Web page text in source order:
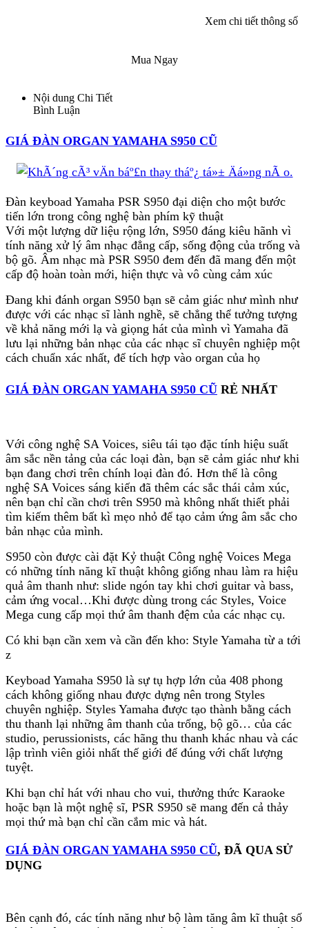
phong cách không giống nhau được dựng nên trong
trống, bộ gõ… của các studio, perussionists, các
hãng thu thanh khác nhau và các lập trình viên giỏi
Karaoke hoặc bạn là một nghệ sĩ, PSR S950 sẽ
và hát.
GIÁ ĐÀN ORGAN YAMAHA S950 CŨ, ĐÃ
QUA SỬ DỤNG
Bên cạnh đó, các tính năng như bộ làm tăng âm kĩ
thuật số với tín hiệu cao cấp đã cung cấp hiệu quả
cao trong đó còn có khả nănggiảm đáng kể mức
tiêu thụ năng lượng, tiết kiệm dung lượng cho bạn.
PSR S950 có khả năng ghi và phát lại các tập tin
bạn có thể sử dụng để tạo ra những bản "karaoke"
động và máy tính bảng, iPod, iPhone và IPad.
Tình trạng: Đã qua sử dụng
Bảo hành: Từ 1 - 6 tháng Nguồn gốc: Chính hãng
Hãng chế tạo Yamaha
Phím đàn 61
Kích thước (mm) 1002 x 148 x 437
Trọng lượng (kg) 11.5
diễn tả sản phẩm
Yamaha PSR 61 phím
GIÁ ĐÀN ORGAN YAMAHA S950 CŨ, GIÁ
RẺ NHẤT THỊ TRƯỜNG
phần đông các loại đàn organ hiện dùng công nghệ
DSP và phân loại làm hai loại là organ bình thường
(61 phím) và piano điện tử (88 phím). Chúng ta sẽ
cùng tìm hiểu một loại đàn 61 phím ngay sau đây.
Đó là đàn Organ Yamaha PSR S950.
Sự cải tiến âm nhạc tiến bộ được dùng bởi Yamaha
PSR S950 cho phép thay đổi rõ nét về cảm nhận âm
thanh thực tế so với nhiều bàn phím na ná. Việc sử
dụng các Styles âm thanh với PSR-S950 làm mờ
ranh giới giữa những âm thanh kĩ thuật số và âm
thanh thực, đạt được đến một level hoàn toàn mới,
chân thực và vô cùng biểu cảm.
GIÁ ĐÀN ORGAN YAMAHA S950 CŨ
Công nghệ Super Articulation trên Yamaha khiến
Xem chi tiết thông số
Mua Ngay
Nội dung Chi Tiết
Bình Luận
GIÁ ĐÀN ORGAN YAMAHA S950 CŨ
Đàn keyboad Yamaha PSR S950 đại diện cho một bước
tiến lớn trong công nghệ bàn phím kỹ thuật
Với một lượng dữ liệu rộng lớn, S950 đáng kiêu hãnh vì
tính năng xử lý âm nhạc đẳng cấp, sống động của trống và
bộ gõ. Âm nhạc mà PSR S950 đem đến đã mang đến một
cấp độ hoàn toàn mới, hiện thực và vô cùng cảm xúc
Đang khi đánh organ S950 bạn sẽ cảm giác như mình như
được với các nhạc sĩ lành nghề, sẽ chẳng thể tưởng tượng
về khả năng mới lạ và giọng hát của mình vì Yamaha đã
lưu lại những bản nhạc của các nhạc sĩ chuyên nghiệp một
cách chuẩn xác nhất, để tích hợp vào organ của họ
GIÁ ĐÀN ORGAN YAMAHA S950 CŨ RẺ NHẤT
Với công nghệ SA Voices, siêu tái tạo đặc tính hiệu suất
âm sắc nền tảng của các loại đàn, bạn sẽ cảm giác như khi
bạn đang chơi trên chính loại đàn đó. Hơn thế là công
nghệ SA Voices sáng kiến đã thêm các sắc thái cảm xúc,
nên bạn chỉ cần chơi trên S950 mà không nhất thiết phải
tìm kiếm thêm bất kì mẹo nhỏ để tạo cảm ứng âm sắc cho
bản nhạc của mình.
S950 còn được cài đặt Kỷ thuật Công nghệ Voices Mega
có những tính năng kĩ thuật không giống nhau làm ra hiệu
quả âm thanh như: slide ngón tay khi chơi guitar và bass,
cảm ứng vocal…Khi được dùng trong các Styles, Voice
Mega cung cấp mọi thứ âm thanh đệm của các nhạc cụ.
Có khi bạn cần xem và cần đến kho: Style Yamaha từ a tới
z
Keyboad Yamaha S950 là sự tụ hợp lớn của 408 phong
cách không giống nhau được dựng nên trong Styles
chuyên nghiệp. Styles Yamaha được tạo thành bằng cách
thu thanh lại những âm thanh của trống, bộ gõ… của các
studio, perussionists, các hãng thu thanh khác nhau và các
lập trình viên giỏi nhất thế giới để đúng với chất lượng
tuyệt.
Khi bạn chỉ hát với nhau cho vui, thưởng thức Karaoke
hoặc bạn là một nghệ sĩ, PSR S950 sẽ mang đến cả thảy
mọi thứ mà bạn chỉ cần cắm mic và hát.
GIÁ ĐÀN ORGAN YAMAHA S950 CŨ, ĐÃ QUA SỬ
DỤNG
Bên cạnh đó, các tính năng như bộ làm tăng âm kĩ thuật số